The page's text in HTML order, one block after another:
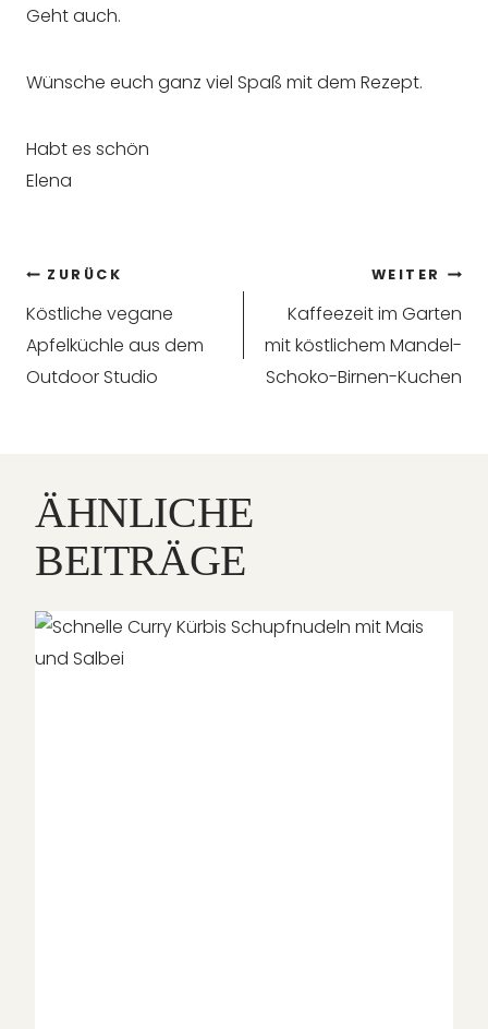
Geht auch.
Wünsche euch ganz viel Spaß mit dem Rezept.
Habt es schön
Elena
Beitragsnavigation
ZURÜCK
Köstliche vegane
Apfelküchle aus dem
Outdoor Studio
WEITER
Kaffeezeit im Garten
mit köstlichem Mandel-
Schoko-Birnen-Kuchen
ÄHNLICHE
BEITRÄGE